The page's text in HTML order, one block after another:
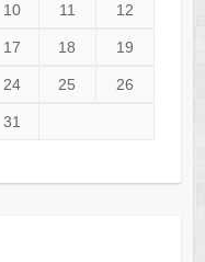
10 11 12
17 18 19
24 25 26
31